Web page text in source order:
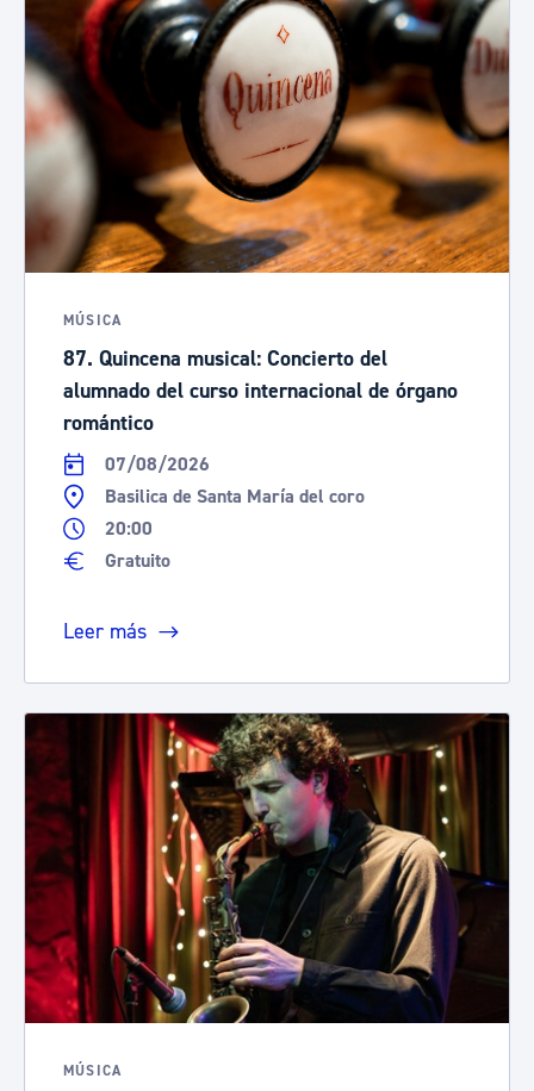
MÚSICA
87. Quincena musical: Concierto del
alumnado del curso internacional de órgano
romántico
07/08/2026
Basilica de Santa María del coro
20:00
Gratuito
Leer más
MÚSICA